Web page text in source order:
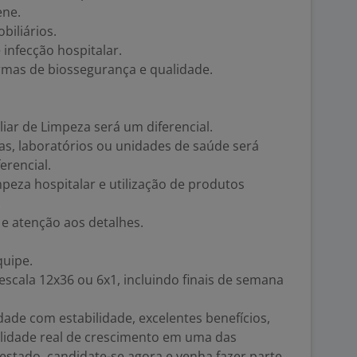
hospitalar.
de biossegurança e qualidade.
de Limpeza será um diferencial.
laboratórios ou unidades de saúde será
hospitalar e utilização de produtos
atenção aos detalhes.
12x36 ou 6x1, incluindo finais de semana
com estabilidade, excelentes benefícios,
real de crescimento em uma das